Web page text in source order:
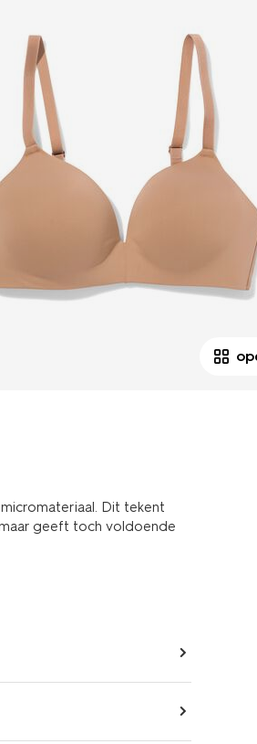
Dit tekent
geeft toch voldoende